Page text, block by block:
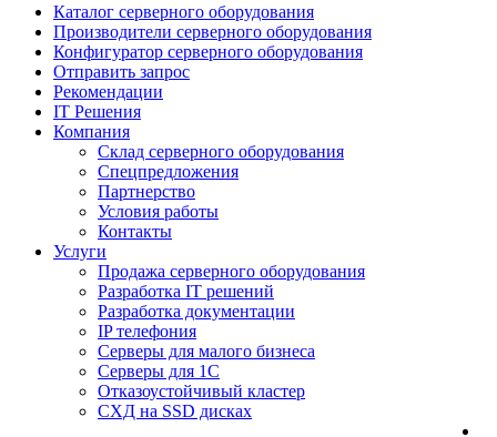
Каталог серверного оборудования
Производители серверного оборудования
Конфигуратор серверного оборудования
Отправить запрос
Рекомендации
IT Решения
Компания
Склад серверного оборудования
Спецпредложения
Партнерство
Условия работы
Контакты
Услуги
Продажа серверного оборудования
Разработка IT решений
Разработка документации
IP телефония
Серверы для малого бизнеса
Серверы для 1С
Отказоустойчивый кластер
СХД на SSD дисках